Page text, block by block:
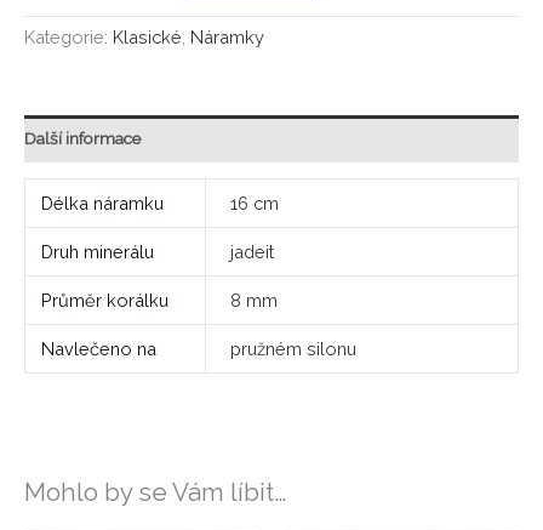
Kategorie: Klasické Náramky
Další informace
Délka náramku 16 cm
Druh minerálu jadeit
Průměr korálku 8 mm
Navlečeno na pružném silonu
Mohlo by se Vám líbit…